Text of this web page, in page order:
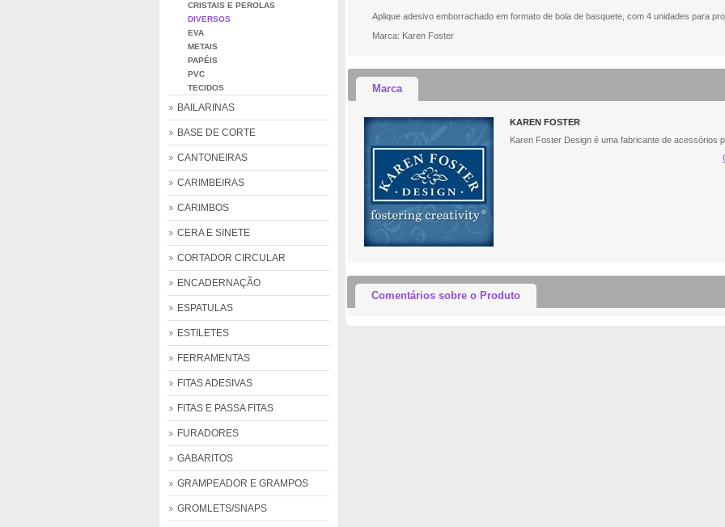
CRISTAIS E PEROLAS
DIVERSOS
EVA
METAIS
PAPÉIS
PVC
TECIDOS
BAILARINAS
BASE DE CORTE
CANTONEIRAS
CARIMBEIRAS
CARIMBOS
CERA E SINETE
CORTADOR CIRCULAR
ENCADERNAÇÃO
ESPATULAS
ESTILETES
FERRAMENTAS
FITAS ADESIVAS
FITAS E PASSA FITAS
FURADORES
GABARITOS
GRAMPEADOR E GRAMPOS
GROMLETS/SNAPS
Aplique adesivo emborrachado em formato de bola de basquete, com 4 unidades para
Marca: Karen Foster
Marca
KAREN FOSTER
Karen Foster Design é uma fabricante de acessórios
Comentários sobre o Produto